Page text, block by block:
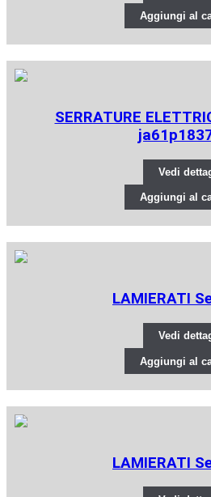
Aggiungi al
SERRATURE
Vedi
Aggiungi al
LAMIERATI
Vedi
Aggiungi al
LAMIERATI